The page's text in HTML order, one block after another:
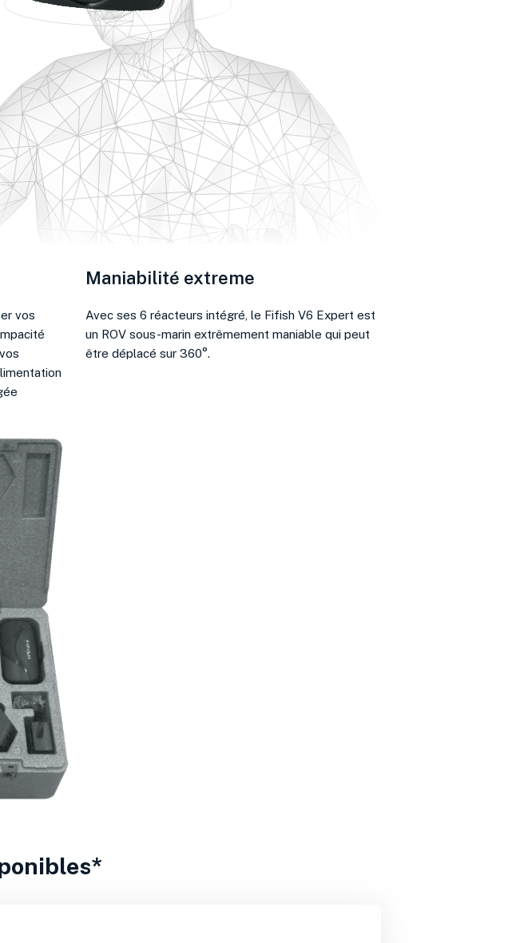
vos
Maniabilité extreme
Avec ses 6 réacteurs intégré, le Fifish V6 Expert est
un ROV sous-marin extrêmement maniable qui peut
être déplacé sur 360°.